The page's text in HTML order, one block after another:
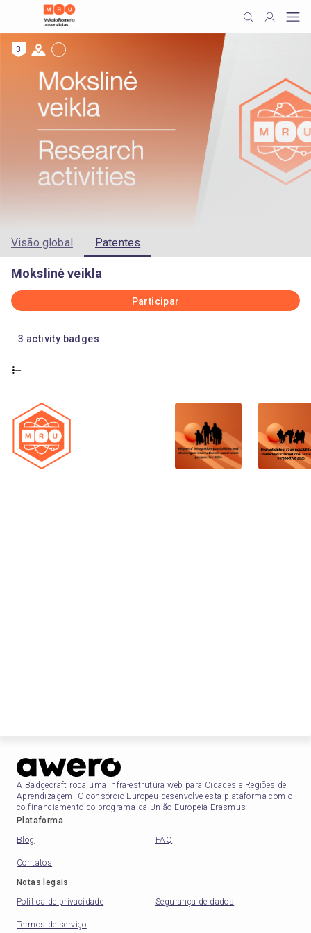
3
Visão global Patentes
Mokslinė veikla
Participar
3 activity badges
A Badgecraft roda uma infra-estrutura web para Cidades e Regiões de
Aprendizagem. O consórcio Europeu desenvolve esta plataforma com o
co-financiamento do programa da União Europeia Erasmus+
Plataforma
Blog
FAQ
Contatos
Notas legais
Política de privacidade
Segurança de dados
Termos de serviço